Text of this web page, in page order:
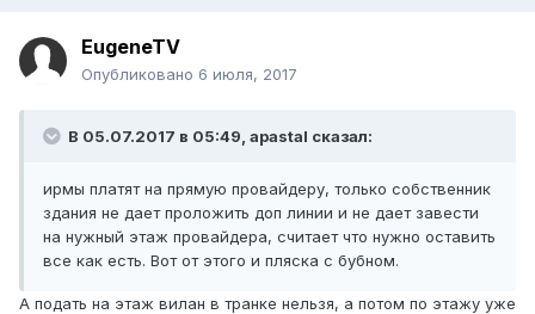
EugeneTV
Опубликовано 6 июля, 2017
В 05.07.2017 в 05:49, apastal сказал:
ирмы платят на прямую провайдеру, только собственник
здания не дает проложить доп линии и не дает завести
на нужный этаж провайдера, считает что нужно оставить
все как есть. Вот от этого и пляска с бубном.
А подать на этаж вилан в транке нельзя, а потом по этажу уже